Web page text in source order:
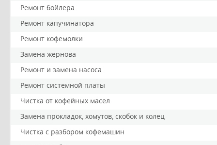
Ремонт бойлера
Ремонт капучинатора
Ремонт кофемолки
Замена жернова
Ремонт и замена насоса
Ремонт системной платы
Чистка от кофейных масел
Замена прокладок, хомутов, скобок и колец
Чистка с разбором кофемашин